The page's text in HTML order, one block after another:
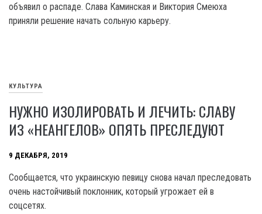
объявил о распаде. Слава Каминская и Виктория Смеюха
приняли решение начать сольную карьеру.
КУЛЬТУРА
НУЖНО ИЗОЛИРОВАТЬ И ЛЕЧИТЬ: СЛАВУ
ИЗ «НЕАНГЕЛОВ» ОПЯТЬ ПРЕСЛЕДУЮТ
9 ДЕКАБРЯ, 2019
Сообщается, что украинскую певицу снова начал преследовать
очень настойчивый поклонник, который угрожает ей в
соцсетях.